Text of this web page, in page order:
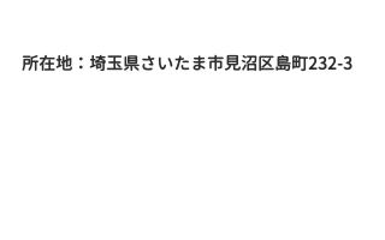
所在地：埼玉県さいたま市見沼区島町232-3